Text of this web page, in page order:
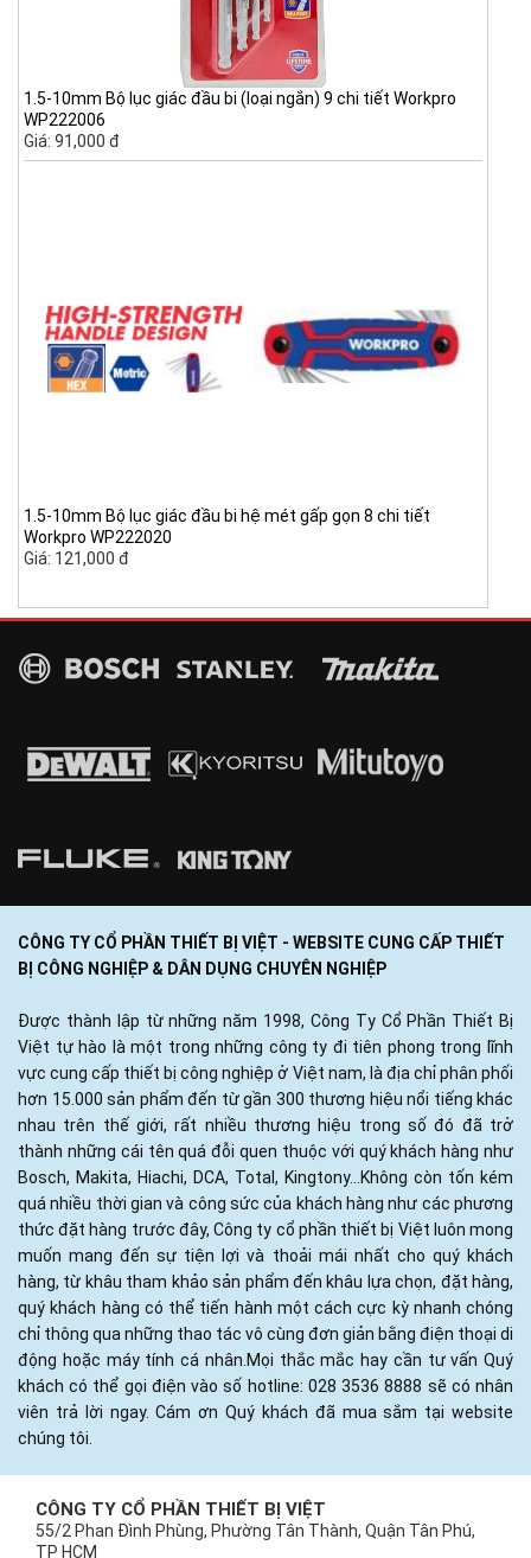
1.5-10mm Bộ lục giác đầu bi (loại ngắn) 9 chi tiết Workpro
WP222006
Giá: 91,000 đ
1.5-10mm Bộ lục giác đầu bi hệ mét gấp gọn 8 chi tiết
Workpro WP222020
Giá: 121,000 đ
CÔNG TY CỔ PHẦN THIẾT BỊ VIỆT - WEBSITE CUNG CẤP THIẾT
BỊ CÔNG NGHIỆP & DÂN DỤNG CHUYÊN NGHIỆP
Được thành lập từ những năm 1998, Công Ty Cổ Phần Thiết Bị
Việt tự hào là một trong những công ty đi tiên phong trong lĩnh
vực cung cấp thiết bị công nghiệp ở Việt nam, là địa chỉ phân phối
hơn 15.000 sản phẩm đến từ gần 300 thương hiệu nổi tiếng khác
nhau trên thế giới, rất nhiều thương hiệu trong số đó đã trở
thành những cái tên quá đỗi quen thuộc với quý khách hàng như
Bosch, Makita, Hiachi, DCA, Total, Kingtony...Không còn tốn kém
quá nhiều thời gian và công sức của khách hàng như các phương
thức đặt hàng trước đây, Công ty cổ phần thiết bị Việt luôn mong
muốn mang đến sự tiện lợi và thoải mái nhất cho quý khách
hàng, từ khâu tham khảo sản phẩm đến khâu lựa chọn, đặt hàng,
quý khách hàng có thể tiến hành một cách cực kỳ nhanh chóng
chỉ thông qua những thao tác vô cùng đơn giản bằng điện thoại di
động hoặc máy tính cá nhân.Mọi thắc mắc hay cần tư vấn Quý
khách có thể gọi điện vào số hotline: 028 3536 8888 sẽ có nhân
viên trả lời ngay. Cám ơn Quý khách đã mua sắm tại website
chúng tôi.
CÔNG TY CỔ PHẦN THIẾT BỊ VIỆT
55/2 Phan Đình Phùng, Phường Tân Thành, Quận Tân Phú,
TP HCM